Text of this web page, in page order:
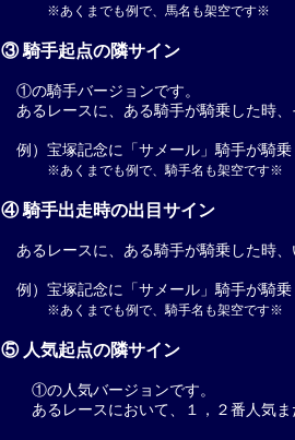
※あくまでも例で、馬名も架空です※
③ 騎手起点の隣サイン
①の騎手バージョンです。
あるレースに、ある騎手が騎乗した時
例）宝塚記念に「サメール」騎手が騎
※あくまでも例で、騎手名も架空です※
④ 騎手出走時の出目サイン
あるレースに、ある騎手が騎乗した時
例）宝塚記念に「サメール」騎手が騎
※あくまでも例で、騎手名も架空です※
⑤ 人気起点の隣サイン
①の人気バージョンです。
あるレースにおいて、１，２番人気ま